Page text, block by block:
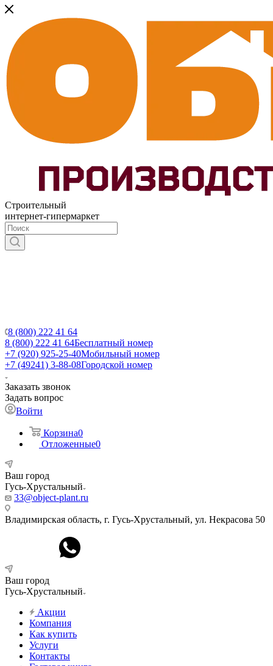
Строительный
интернет-гипермаркет
8 (800) 222 41 64
8 (800) 222 41 64Бесплатный номер
+7 (920) 925-25-40Мобильный номер
+7 (49241) 3-88-08Городской номер
Заказать звонок
Задать вопрос
Войти
Корзина0
Отложенные0
Ваш город
Гусь-Хрустальный
33@object-plant.ru
Владимирская область, г. Гусь-Хрустальный, ул. Некрасова 50
Ваш город
Гусь-Хрустальный
Акции
Компания
Как купить
Услуги
Контакты